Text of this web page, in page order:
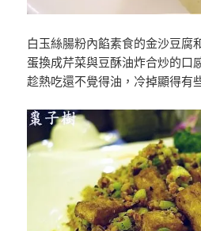
白玉絲腸粉內餡素食的金沙豆腐
蛋換成芹菜與豆酥油炸合炒的口
趁熱吃還不覺得油，冷掉顯得有